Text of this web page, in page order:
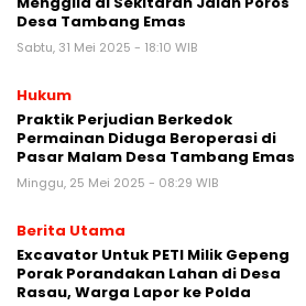
Desa Tambang Emas
Sabtu, 31 Mei 2025 - 18:10 WIB
Hukum
Praktik Perjudian Berkedok
Permainan Diduga Beroperasi di
Pasar Malam Desa Tambang Emas
Minggu, 25 Mei 2025 - 08:29 WIB
Berita Utama
Excavator Untuk PETI Milik Gepeng
Porak Porandakan Lahan di Desa
Rasau, Warga Lapor ke Polda